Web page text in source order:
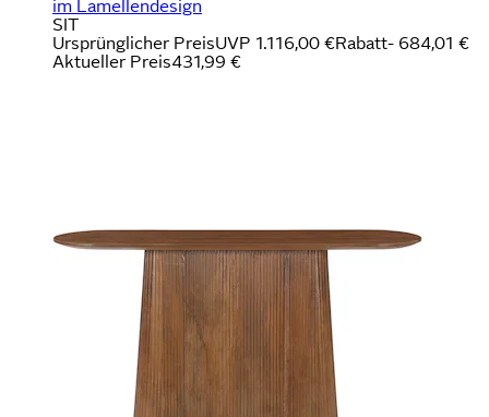
im Lamellendesign
SIT
Ursprünglicher PreisUVP 1.116,00 €Rabatt- 684,01 €
Aktueller Preis431,99 €